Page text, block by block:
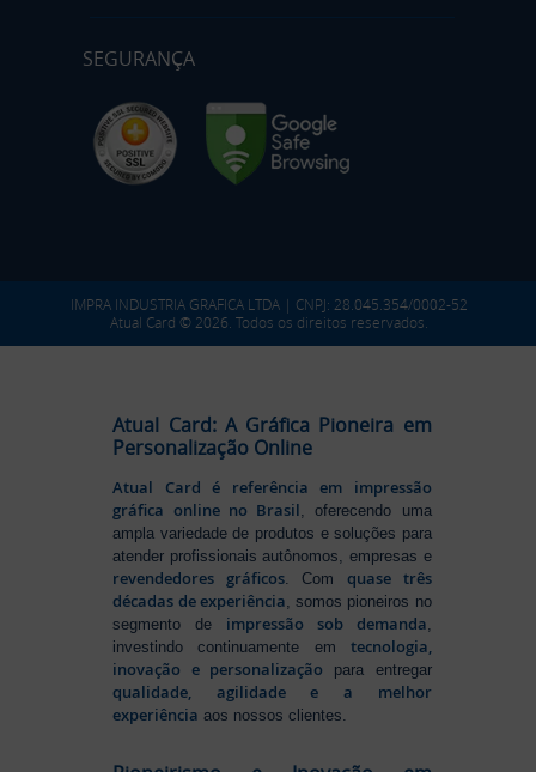
SEGURANÇA
IMPRA INDUSTRIA GRAFICA LTDA | CNPJ: 28.045.354/0002-52
Atual Card © 2026. Todos os direitos reservados.
Atual Card: A Gráfica Pioneira em
Personalização Online
Atual Card é referência em impressão
gráfica online no Brasil, oferecendo uma
ampla variedade de produtos e soluções para
atender profissionais autônomos, empresas e
revendedores gráficos. Comquase três
décadas de experiência, somos pioneiros no
segmento de impressão sob demanda,
investindo continuamente em tecnologia,
inovação e personalização para entregar
qualidade, agilidade e a melhor
experiência aos nossos clientes.